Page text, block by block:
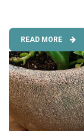
READ MORE